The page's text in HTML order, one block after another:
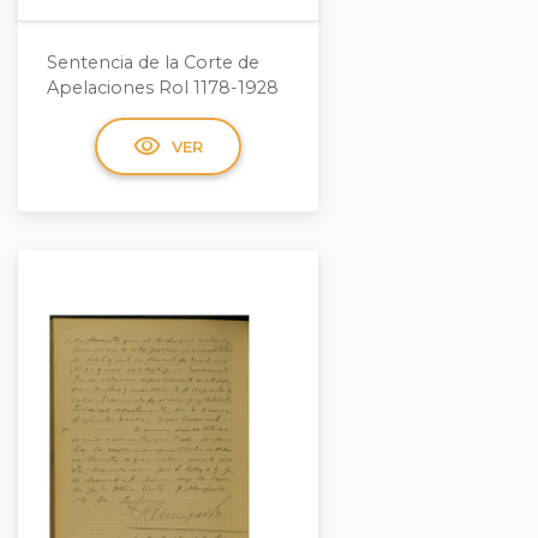
Sentencia de la Corte de
Apelaciones Rol 1178-1928
visibility VER